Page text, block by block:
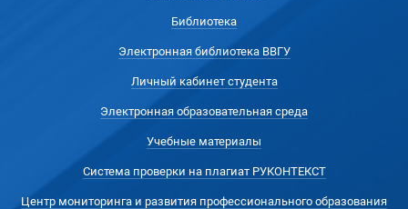
Библиотека
Электронная библиотека ВВГУ
Личный кабинет студента
Электронная образовательная среда
Учебные материалы
Система проверки на плагиат РУКОНТЕКСТ
Центр мониторинга и развития профессионального образования